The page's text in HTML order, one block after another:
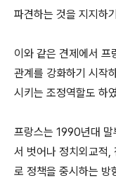
파견하는 것을 지지하
이와 같은 견제에서 프
관계를 강화하기 시작
시키는 조정역할도 하
프랑스는 1990년대 말
서 벗어나 정치외교적,
로 정책을 중시하는 방